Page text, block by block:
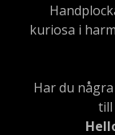
kuriosa i
Har du
till